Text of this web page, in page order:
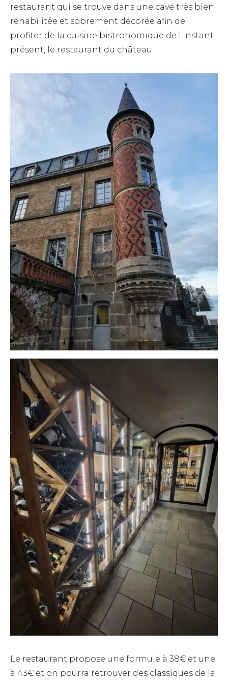
restaurant qui se trouve dans une cave très bien
réhabilitée et sobrement décorée afin de
profiter de la cuisine bistronomique de l’Instant
présent, le restaurant du château.
Le restaurant propose une formule à 38€ et une
à 43€ et on pourra retrouver des classiques de la